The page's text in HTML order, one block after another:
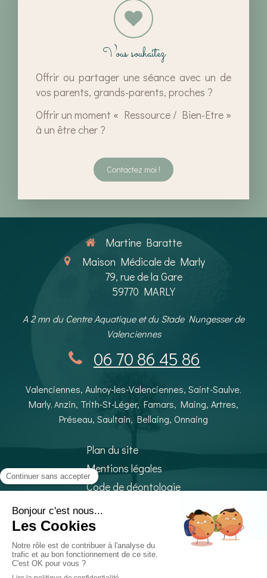
Vous souhaitez
Offrir ou partager une séance avec un de
vos parents, grands-parents, proches ?
Offrir un moment « Ressource / Bien-Etre »
à un être cher ?
Contactez moi !
Martine Baratte
Maison Médicale de Marly
79, rue de la Gare
59770 MARLY
A 2 mn du Centre Aquatique et du Stade Nungesser de
Valenciennes
06 70 86 45 86
Valenciennes, Aulnoy-les-Valenciennes, Saint-Saulve,
Marly, Anzin, Trith-St-Léger, Famars, Maing, Artres,
Préseau, Saultain, Bellaing, Onnaing
Plan du site
Mentions légales
Code de déontologie
©2019 Martine Baratte - Sophrologue
Caycédienne® Valenciennes